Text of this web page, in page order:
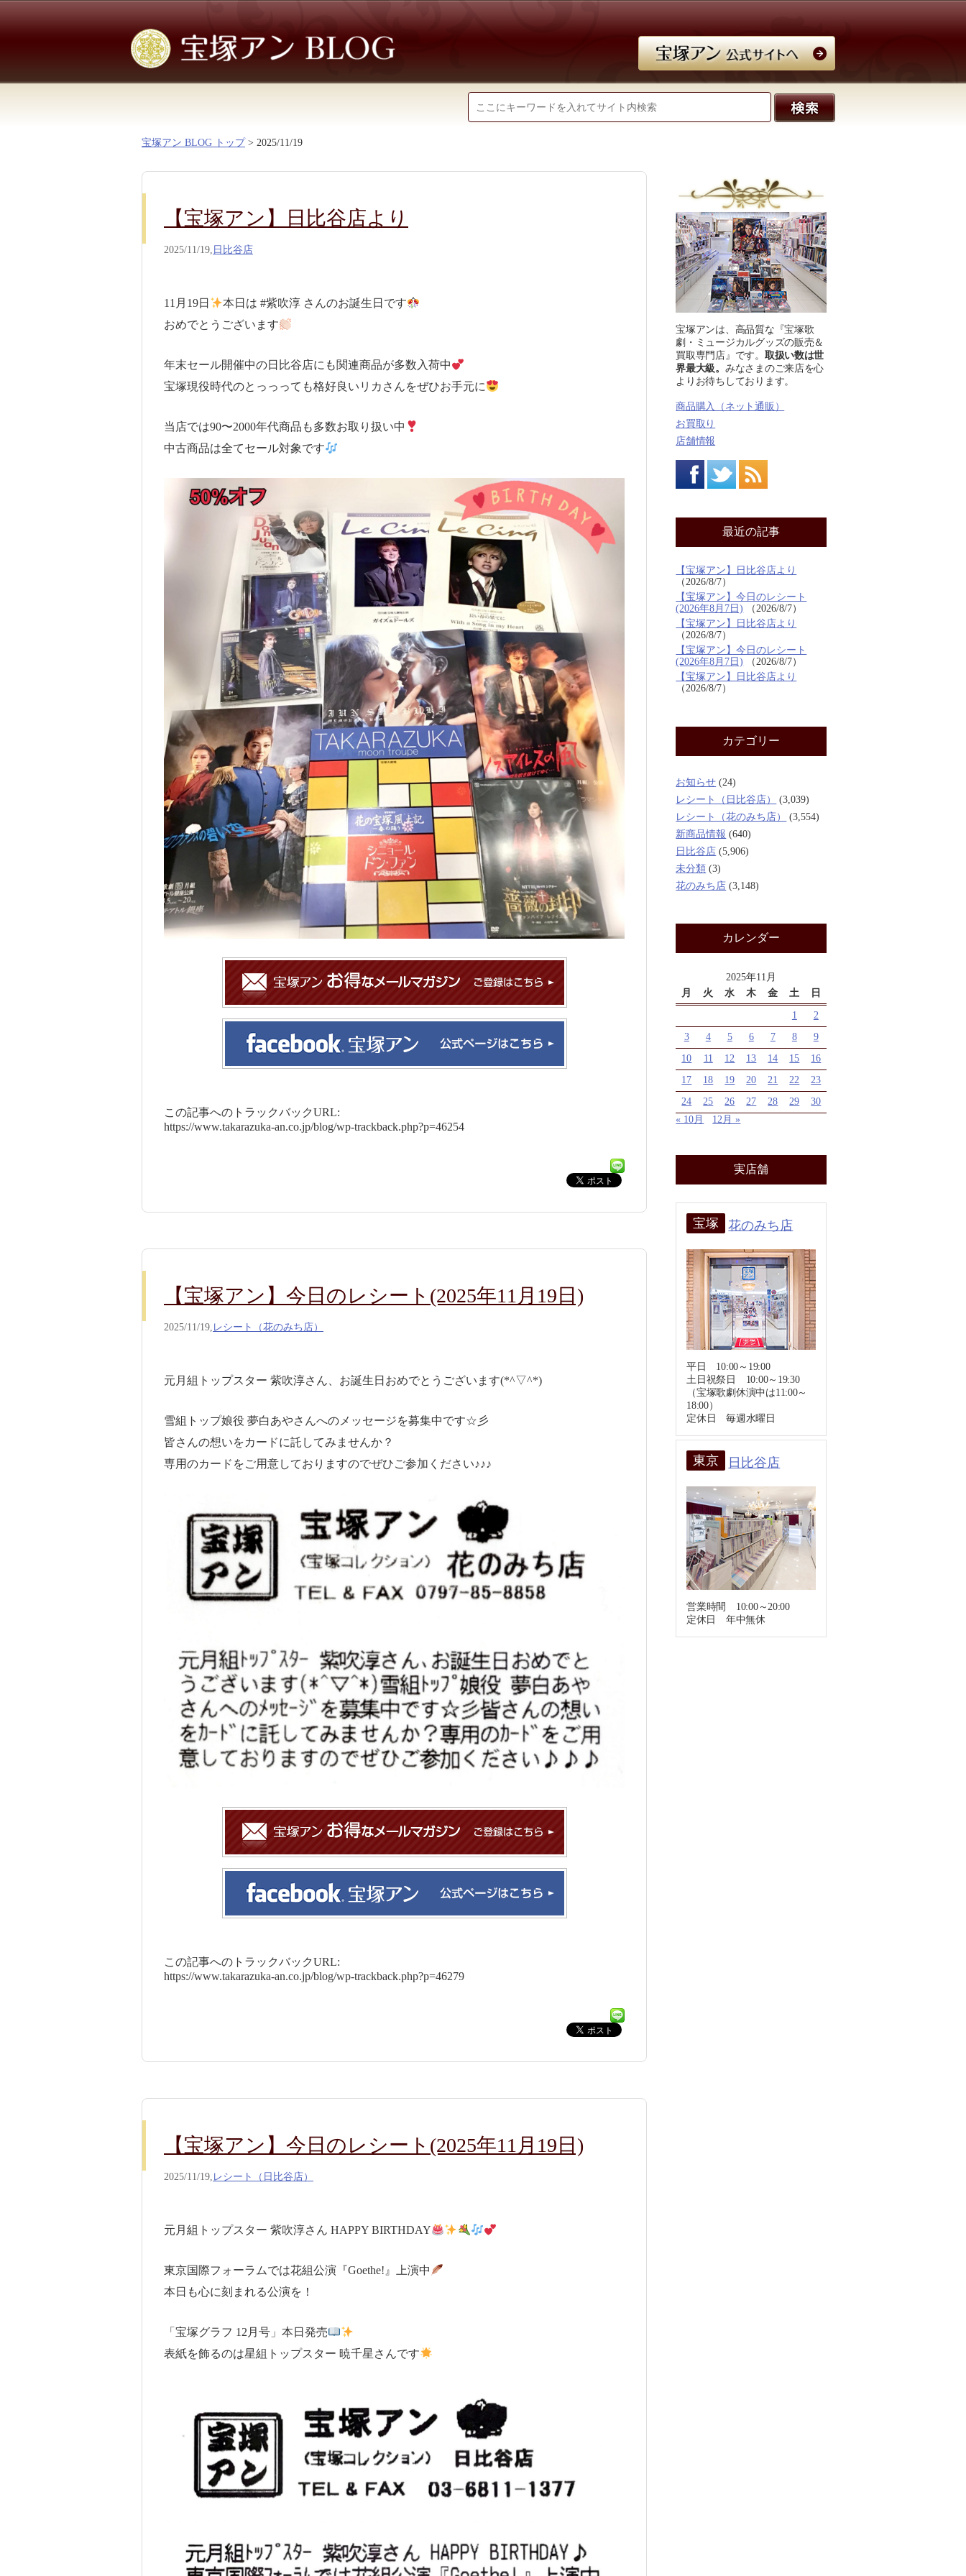
宝塚アン BLOG トップ > 2025/11/19
【宝塚アン】日比谷店より
2025/11/19, 日比谷店
11月19日
本日は #紫吹淳 さんのお誕生日です
おめでとうございます
年末セール開催中の日比谷店にも関連商品が多数入荷中
宝塚現役時代のとっっっても格好良いリカさんをぜひお手元に
当店では90〜2000年代商品も多数お取り扱い中
中古商品は全てセール対象です
この記事へのトラックバックURL:
https://www.takarazuka-an.co.jp/blog/wp-trackback.php?p=46254
【宝塚アン】今日のレシート(2025年11月19日)
2025/11/19, レシート（花のみち店）
元月組トップスター 紫吹淳さん、お誕生日おめでとうございます(*^▽^*)
雪組トップ娘役 夢白あやさんへのメッセージを募集中です☆彡
皆さんの想いをカードに託してみませんか？
専用のカードをご用意しておりますのでぜひご参加ください♪♪♪
この記事へのトラックバックURL:
https://www.takarazuka-an.co.jp/blog/wp-trackback.php?p=46279
【宝塚アン】今日のレシート(2025年11月19日)
2025/11/19, レシート（日比谷店）
元月組トップスター 紫吹淳さん HAPPY BIRTHDAY
東京国際フォーラムでは花組公演『Goethe!』上演中
本日も心に刻まれる公演を！
「宝塚グラフ 12月号」本日発売
表紙を飾るのは星組トップスター 暁千星さんです
宝塚アンは、高品質な『宝塚歌
劇・ミュージカルグッズの販売＆
買取専門店』です。 取扱い数は世
界最大級。 みなさまのご来店を心
よりお待ちしております。
商品購入（ネット通販）
お買取り
店舗情報
最近の記事
【宝塚アン】日比谷店より
2026/8/7
【宝塚アン】今日のレシート
(2026年8月7日)
2026/8/7
【宝塚アン】日比谷店より
2026/8/7
【宝塚アン】今日のレシート
(2026年8月7日)
2026/8/7
【宝塚アン】日比谷店より
2026/8/7
カテゴリー
お知らせ (24)
レシート（日比谷店）
(3,039)
レシート（花のみち店）
(3,554)
新商品情報 (640)
日比谷店 (5,906)
未分類 (3)
花のみち店 (3,148)
カレンダー
2025年11月
月
火 水 木 金 土 日
1
2
3
4 5 6 7 8
9
10
11 12 13 14 15
16
17
18 19 20 21 22
23
24
25 26 27 28 29
30
« 10月
12月 »
実店舗
宝塚 花のみち店
平日 10:00～19:00
土日祝祭日 10:00～19:30
（宝塚歌劇休演中は11:00～
18:00）
定休日 毎週水曜日
東京 日比谷店
営業時間 10:00～20:00
定休日 年中無休